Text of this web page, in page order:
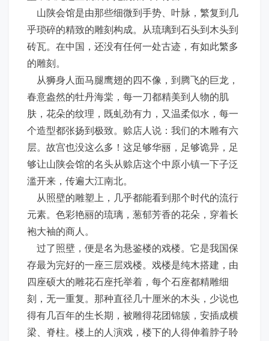
山陕会馆是由那些细微到手势、叶脉，繁复到几
乎琐碎的精致的雕刻构成。从琉璃到石头到木头到
砖瓦。在中国，还没有任何一处古迹，有如此繁多
的雕刻。
从狮身人面马腿鹰翅的四不像，到腾飞的巨龙，
春意盎然的牡丹海棠，每一刀都精美到人物的肌
肤，花朵的纹理，既虬劲有力，又温柔似水，每一
个造型都张扬到极致。赊店人说：我们的木雕有六
层。故宫也没这么多！这足够华丽，足够诡异，足
够让山陕会馆的名头从赊店这个中原小镇一下子泛
滥开来，传遍大江南北。
从照壁的雕塑上，几乎都能看到那个时代的流行
元素。色彩艳丽的琉璃，葱郁芳香的花朵，穿着长
袍大袖的商人。
过了照壁，便是名为悬鉴楼的戏楼。它是我国保
存最为完好的一座三层戏楼。戏楼是纯木搭建，由
四座硕大的雕花石座托举着，每个石座都精雕细
刻，无一重复。那种直径几十厘米的木头，少说也
得有几百年的生长期，被雕得花团锦簇，安插成横
梁、脊柱。楼上的人演戏，楼下的人得伸着脖子聆